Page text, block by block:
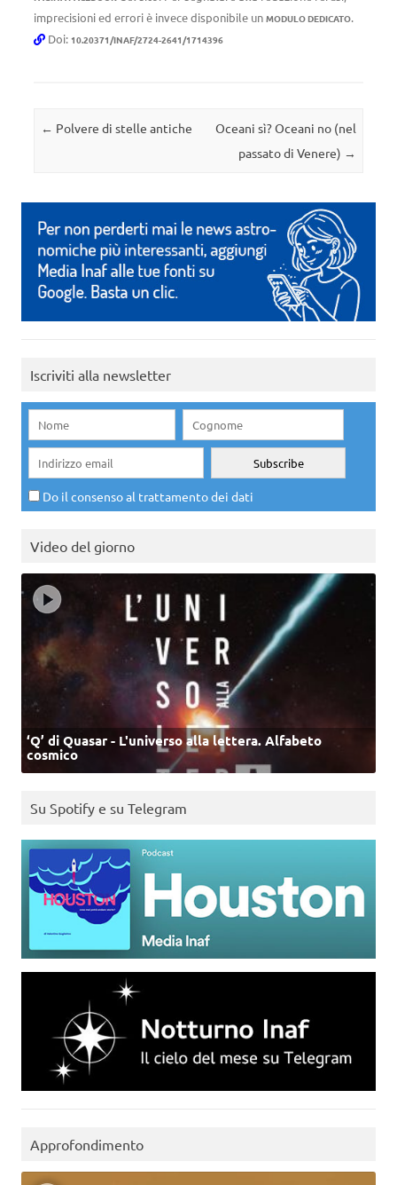
imprecisioni ed errori è invece disponibile un MODULO DEDICATO.
Doi: 10.20371/INAF/2724-2641/1714396
Navigazione articolo
← Polvere di stelle antiche
Oceani sì? Oceani no (nel
passato di Venere) →
Iscriviti alla newsletter
Do il consenso al trattamento dei dati
Video del giorno
‘Q’ di Quasar - L'universo alla lettera. Alfabeto
cosmico
Su Spotify e su Telegram
Approfondimento